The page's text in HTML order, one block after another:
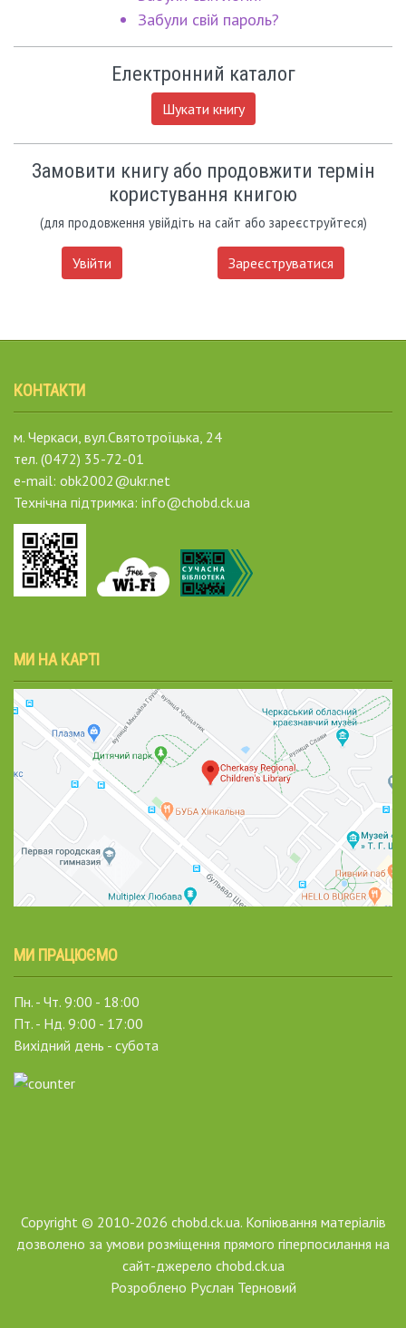
Забули свій пароль?
Електронний каталог
Шукати книгу
Замовити книгу або продовжити термін
користування книгою
(для продовження увійдіть на сайт або зареєструйтеся)
Увійти Зареєструватися
КОНТАКТИ
м. Черкаси, вул.Святотроїцька, 24
тел. (0472) 35-72-01
e-mail: obk2002@ukr.net
Технічна підтримка: info@chobd.ck.ua
МИ НА КАРТІ
МИ ПРАЦЮЄМО
Пн. - Чт. 9:00 - 18:00
Пт. - Нд. 9:00 - 17:00
Вихідний день - субота
Copyright © 2010-2026 chobd.ck.ua. Копіювання матеріалів
дозволено за умови розміщення прямого гіперпосилання на
сайт-джерело chobd.ck.ua
Розроблено Руслан Терновий